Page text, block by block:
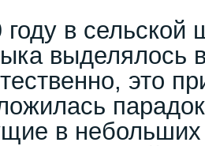
в сельской
выделялось
это
в небольших